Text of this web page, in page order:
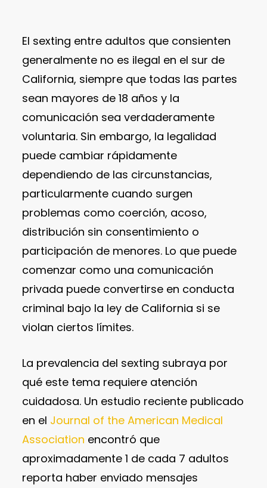
El sexting entre adultos que consienten
generalmente no es ilegal en el sur de
California, siempre que todas las partes
sean mayores de 18 años y la
comunicación sea verdaderamente
voluntaria. Sin embargo, la legalidad
puede cambiar rápidamente
dependiendo de las circunstancias,
particularmente cuando surgen
problemas como coerción, acoso,
distribución sin consentimiento o
participación de menores. Lo que puede
comenzar como una comunicación
privada puede convertirse en conducta
criminal bajo la ley de California si se
violan ciertos límites.
La prevalencia del sexting subraya por
qué este tema requiere atención
cuidadosa. Un estudio reciente publicado
en el Journal of the American Medical
Association encontró que
aproximadamente 1 de cada 7 adultos
reporta haber enviado mensajes